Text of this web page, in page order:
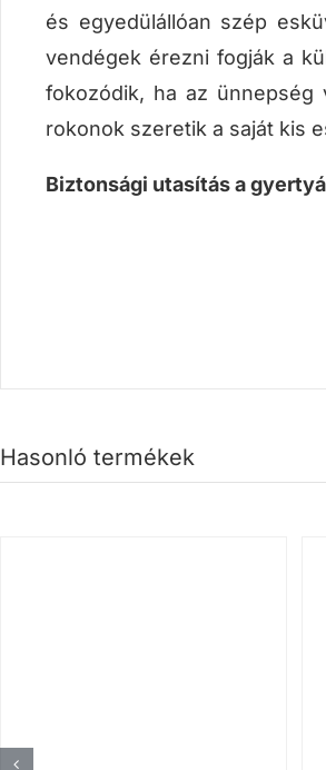
és egyedülállóan szép
vendégek érezni fogják a
fokozódik, ha az ünnepség
rokonok szeretik a saját kis
Biztonsági utasítás a
Hasonló termékek